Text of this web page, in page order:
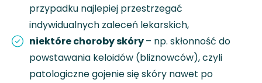
przypadku najlepiej przestrzegać
indywidualnych zaleceń lekarskich,
niektóre choroby skóry– np. skłonność do
powstawania keloidów (bliznowców), czyli
patologiczne gojenie się skóry nawet po